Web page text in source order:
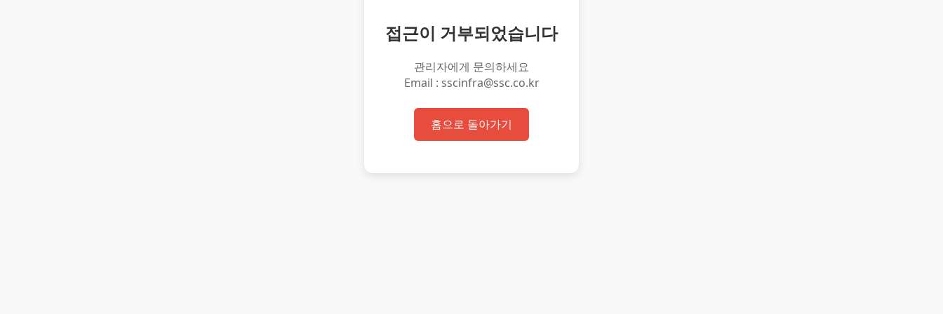
접근이 거부되었습니다
관리자에게 문의하세요
Email : sscinfra@ssc.co.kr
홈으로 돌아가기